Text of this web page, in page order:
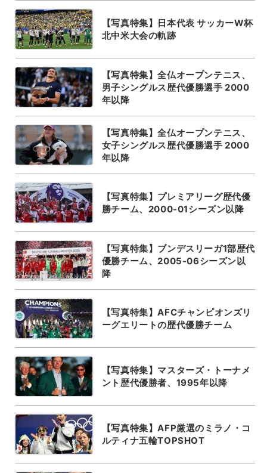
【写真特集】日本代表 サッカーW杯
北中米大会の軌跡
【写真特集】全仏オープンテニス、
男子シングルス歴代優勝選手 2000
年以降
【写真特集】全仏オープンテニス、
女子シングルス歴代優勝選手 2000
年以降
【写真特集】プレミアリーグ歴代優
勝チーム、2000-01シーズン以降
【写真特集】ブンデスリーガ1部歴代
優勝チーム、2005-06シーズン以
降
【写真特集】AFCチャンピオンズリ
ーグエリートの歴代優勝チーム
【写真特集】マスターズ・トーナメ
ント歴代優勝者、1995年以降
【写真特集】AFP厳選のミラノ・コ
ルティナ五輪TOPSHOT